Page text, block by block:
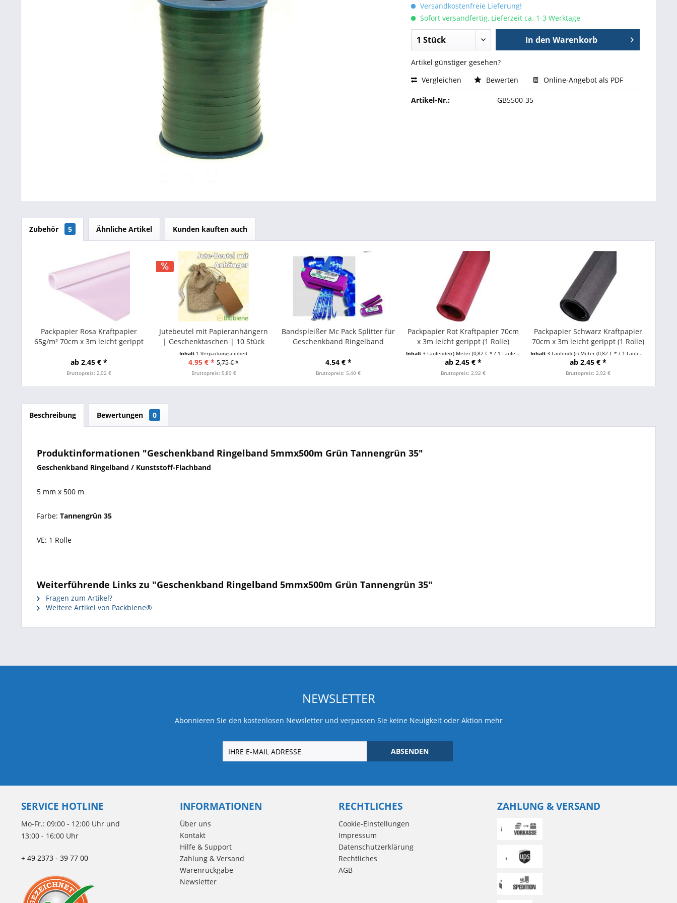
Betriebsausstattung & Lagerausstattung
Tragetaschen & Geschenkverpackungen
Versandkostenfreie Lieferung!
Sofort versandfertig, Lieferzeit ca. 1-3 Werktage
In den Warenkorb
Artikel günstiger gesehen?
Vergleichen
Bewerten Online-Angebot als PDF
Artikel-Nr.: GB5500-35
Zubehör 5 Ähnliche Artikel Kunden kauften auch
Packpapier Rosa Kraftpapier
65g/m² 70cm x 3m leicht gerippt
ab 2,45 € *
Bruttopreis: 2,92 €
Jutebeutel mit Papieranhängern
| Geschenktaschen | 10 Stück
Inhalt 1 Verpackungseinheit
4,95 € * 5,75 € *
Bruttopreis: 5,89 €
Bandspleißer Mc Pack Splitter für
Geschenkband Ringelband
4,54 € *
Bruttopreis: 5,40 €
Packpapier Rot Kraftpapier 70cm
x 3m leicht gerippt (1 Rolle)
Inhalt 3 Laufende(r) Meter (0,82 € * / 1 Laufende(r) Meter)
ab 2,45 € *
Bruttopreis: 2,92 €
Packpapier Schwarz Kraftpapier
70cm x 3m leicht gerippt (1 Rolle)
Inhalt3 Laufende(r) Meter(0,82 € * / 1 Laufende(r) Meter)
ab 2,45 € *
Bruttopreis: 2,92 €
Beschreibung Bewertungen 0
Produktinformationen "Geschenkband Ringelband 5mmx500m Grün Tannengrün 35"
Geschenkband Ringelband / Kunststoff-Flachband
5 mm x 500 m
Farbe: Tannengrün 35
VE: 1 Rolle
Weiterführende Links zu "Geschenkband Ringelband 5mmx500m Grün Tannengrün 35"
Fragen zum Artikel?
Weitere Artikel von Packbiene®
NEWSLETTER
Abonnieren Sie den kostenlosen Newsletter und verpassen Sie keine Neuigkeit oder Aktion mehr
ABSENDEN
SERVICE HOTLINE
Mo-Fr.: 09:00 - 12:00 Uhr und
13:00 - 16:00 Uhr
+ 49 2373 - 39 77 00
INFORMATIONEN
Über uns
Kontakt
Hilfe & Support
Zahlung & Versand
Warenrückgabe
Newsletter
RECHTLICHES
Cookie-Einstellungen
Impressum
Datenschutzerklärung
Rechtliches
AGB
ZAHLUNG & VERSAND